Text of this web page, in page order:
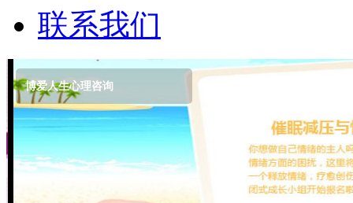
联系我们
博爱人生心理咨询